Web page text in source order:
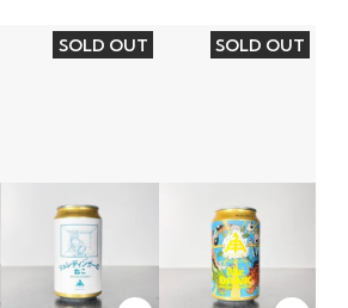
SOLD OUT SOLD OUT